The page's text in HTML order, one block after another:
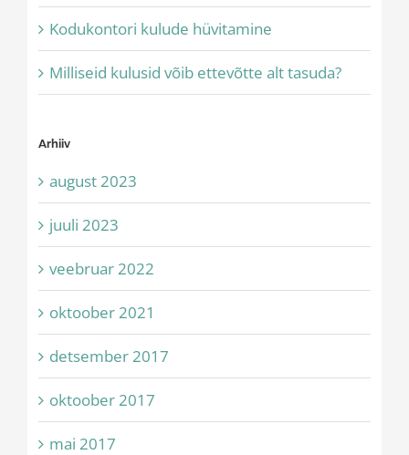
Kodukontori kulude hüvitamine
Milliseid kulusid võib ettevõtte alt tasuda?
Arhiiv
august 2023
juuli 2023
veebruar 2022
oktoober 2021
detsember 2017
oktoober 2017
mai 2017